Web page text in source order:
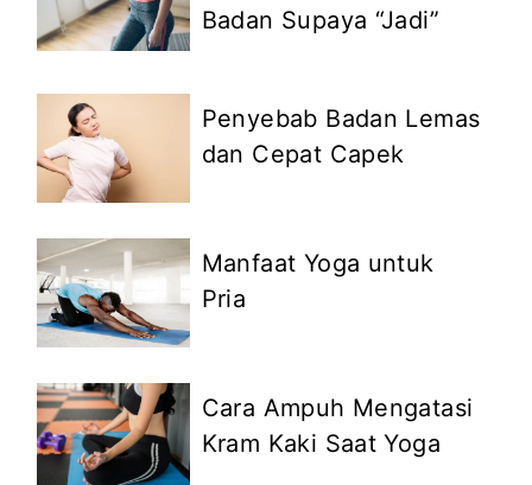
Badan Supaya “Jadi”
Penyebab Badan Lemas
dan Cepat Capek
Manfaat Yoga untuk
Pria
Cara Ampuh Mengatasi
Kram Kaki Saat Yoga